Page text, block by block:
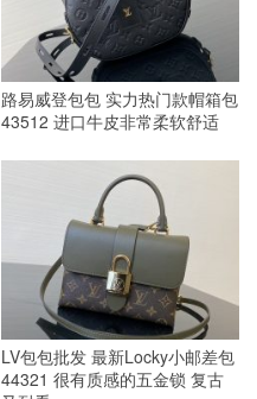
路易威登包包 实力热门款帽箱包
43512 进口牛皮非常柔软舒适
LV包包批发 最新Locky小邮差包
44321 很有质感的五金锁 复古